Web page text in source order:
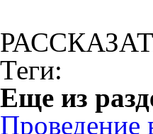
Теги:
Eще из
Проведение